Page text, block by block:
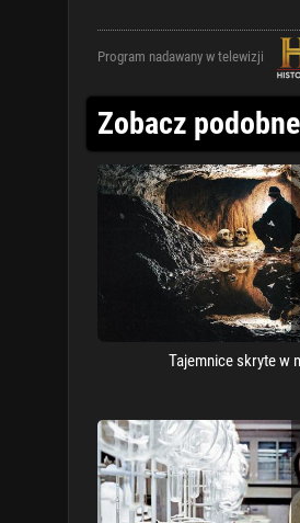
Program nadawany w telewizji
Zobacz
Tajemnice skryte w